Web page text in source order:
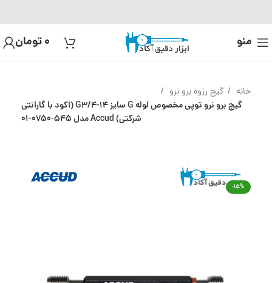
منو 0تومان
خانه گیج رزوه برو نرو
گیج برو نرو توپی مخصوص لوله G سایز G3/4-14 (اکود با گارانتی
شرکتی) Accud مدل 545-0750-01
-15%